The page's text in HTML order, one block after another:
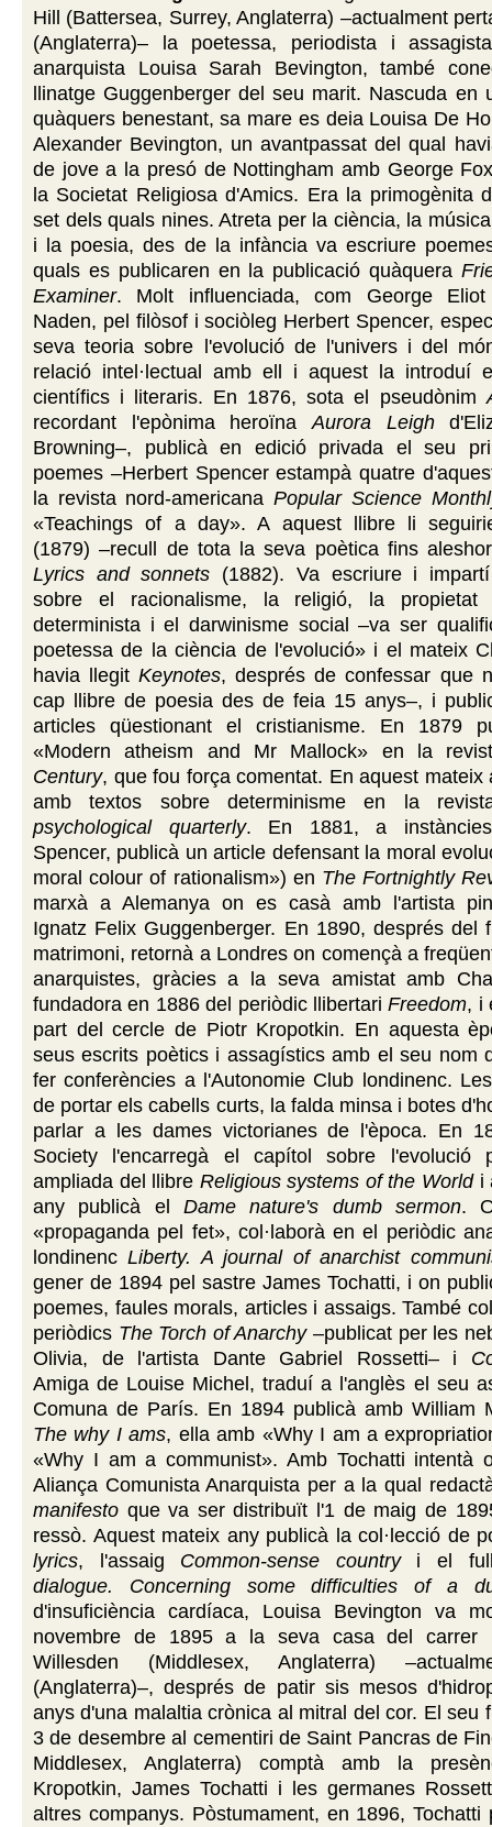
Hill (Battersea, Surrey, Anglaterra) –actualment
(Anglaterra)– la poetessa, periodista i
anarquista Louisa Sarah Bevington, també
llinatge Guggenberger del seu marit. Nascuda en
quàquers benestant, sa mare es deia Louisa De
Alexander Bevington, un avantpassat del qual
de jove a la presó de Nottingham amb George
la Societat Religiosa d'Amics. Era la primogènita
set dels quals nines. Atreta per la ciència, la
i la poesia, des de la infància va escriure
quals es publicaren en la publicació quàquera
Examiner. Molt influenciada, com George
Naden, pel filòsof i sociòleg Herbert Spencer,
seva teoria sobre l'evolució de l'univers i del
relació intel·lectual amb ell i aquest la introduí
científics i literaris. En 1876, sota el pseudònim
recordant l'epònima heroïna Aurora Leigh
Browning–, publicà en edició privada el seu
poemes –Herbert Spencer estampà quatre
la revista nord-americanaPopular Science
«Teachings of a day». A aquest llibre li
(1879) –recull de tota la seva poètica fins
Lyrics and sonnets (1882). Va escriure i
sobre el racionalisme, la religió, la
determinista i el darwinisme social –va ser
poetessa de la ciència de l'evolució» i el mateix
havia llegitKeynotes, després de confessar que
cap llibre de poesia des de feia 15 anys–, i
articles qüestionant el cristianisme. En 1879
«Modern atheism and Mr Mallock» en la
Century, que fou força comentat. En aquest mateix
amb textos sobre determinisme en la
psychological quarterly. En 1881, a
Spencer, publicà un article defensant la moral
moral colour of rationalism») en The Fortnightly
marxà a Alemanya on es casà amb l'artista
Ignatz Felix Guggenberger. En 1890, després del
matrimoni, retornà a Londres on començà a
anarquistes, gràcies a la seva amistat amb
fundadora en 1886 del periòdic llibertariFreedom, i
part del cercle de Piotr Kropotkin. En aquesta
seus escrits poètics i assagístics amb el seu nom
fer conferències a l'Autonomie Club londinenc.
de portar els cabells curts, la falda minsa i botes
parlar a les dames victorianes de l'època. En
Society l'encarregà el capítol sobre l'evolució
ampliada del llibre Religious systems of the Worldi
any publicà el Dame nature's dumb sermon.
«propaganda pel fet», col·laborà en el periòdic
londinencLiberty. A journal of anarchist
gener de 1894 pel sastre James Tochatti, i on
poemes, faules morals, articles i assaigs. També
periòdics The Torch of Anarchy–publicat per les
Olivia, de l'artista Dante Gabriel Rossetti– i
Amiga de Louise Michel, traduí a l'anglès el seu
Comuna de París. En 1894 publicà amb William
The why I ams, ella amb «Why I am a
«Why I am a communist». Amb Tochatti intentà
Aliança Comunista Anarquista per a la qual
manifesto que va ser distribuït l'1 de maig de
ressò. Aquest mateix any publicà la col·lecció de
lyrics, l'assaig Common-sense countryi el
dialogue. Concerning some difficulties of a
d'insuficiència cardíaca, Louisa Bevington va
novembre de 1895 a la seva casa del carrer
Willesden (Middlesex, Anglaterra)
(Anglaterra)–, després de patir sis mesos
anys d'una malaltia crònica al mitral del cor. El seu
3 de desembre al cementiri de Saint Pancras de
Middlesex, Anglaterra) comptà amb la
Kropotkin, James Tochatti i les germanes
altres companys. Pòstumament, en 1896, Tochatti